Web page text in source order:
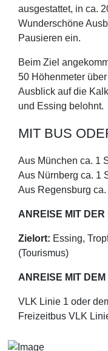
ausgestattet, in ca.
Wunderschöne
Pausieren ein.
Beim Ziel
50 Höhenmeter
Ausblick auf die
und Essing belohnt.
MIT BUS
Aus München ca. 1
Aus Nürnberg ca. 1
Aus Regensburg ca.
ANREISE MIT DER
Zielort: Essing,
(Tourismus)
ANREISE MIT DEM
VLK Linie 1 oder
Freizeitbus VLK